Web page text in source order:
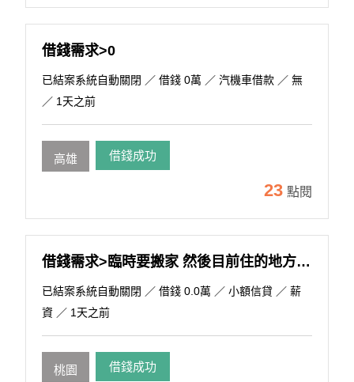
借錢需求>0
已結案系統自動關閉 ／ 借錢 0萬 ／ 汽機車借款 ／ 無
／ 1天之前
高雄 借錢成功
23 點閱
借錢需求>臨時要搬家 然後目前住的地方的違約金
已結案系統自動關閉 ／ 借錢 0.0萬 ／ 小額信貸 ／ 薪
資 ／ 1天之前
桃園 借錢成功